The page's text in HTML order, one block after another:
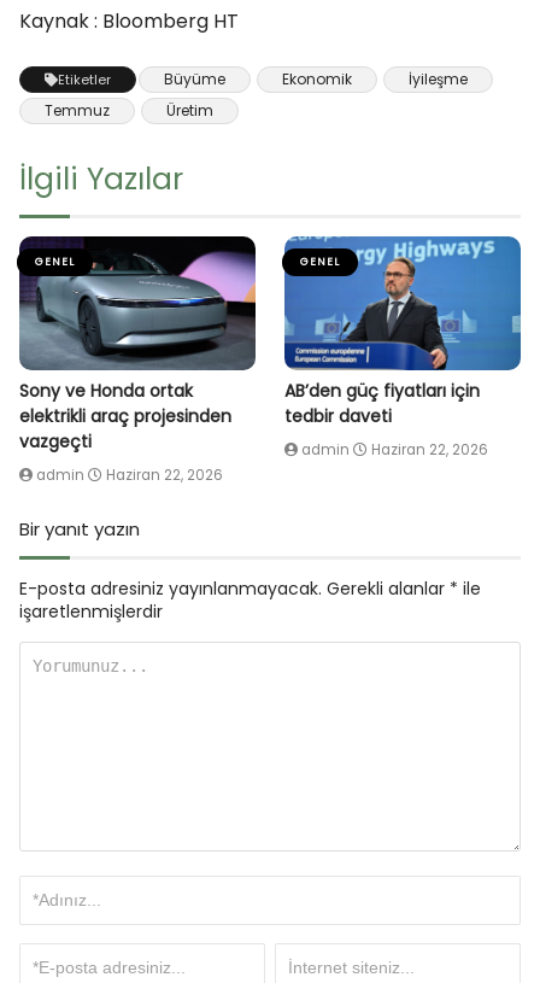
Kaynak : Bloomberg HT
Etiketler Büyüme Ekonomik
İyileşme
Temmuz
Üretim
İlgili Yazılar
GENEL
Sony ve Honda ortak
elektrikli araç projesinden
vazgeçti
admin Haziran 22, 2026
GENEL
AB’den güç fiyatları için
tedbir daveti
admin Haziran 22, 2026
Bir yanıt yazın
E-posta adresiniz yayınlanmayacak. Gerekli alanlar * ile
işaretlenmişlerdir